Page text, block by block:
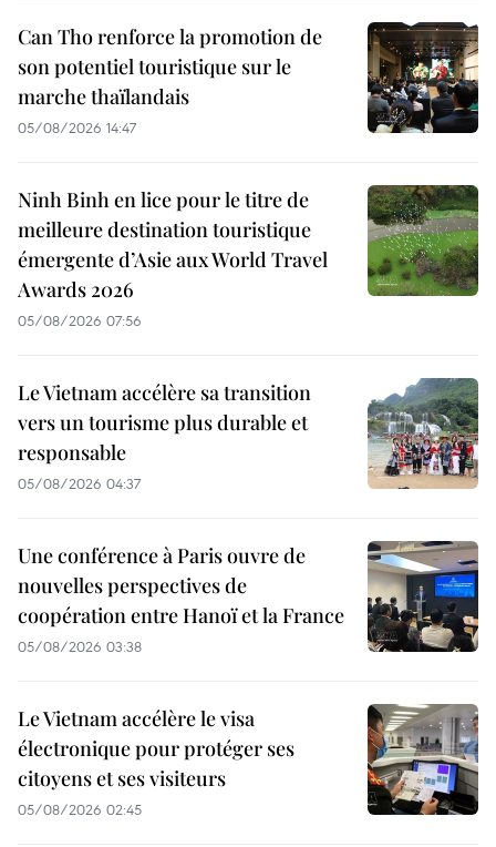
Can Tho renforce la promotion de
son potentiel touristique sur le
marche thaïlandais
05/08/2026 14:47
Ninh Binh en lice pour le titre de
meilleure destination touristique
émergente d’Asie aux World Travel
Awards 2026
05/08/2026 07:56
Le Vietnam accélère sa transition
vers un tourisme plus durable et
responsable
05/08/2026 04:37
Une conférence à Paris ouvre de
nouvelles perspectives de
coopération entre Hanoï et la France
05/08/2026 03:38
Le Vietnam accélère le visa
électronique pour protéger ses
citoyens et ses visiteurs
05/08/2026 02:45